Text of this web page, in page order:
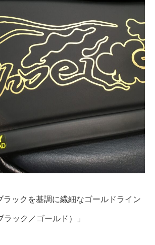
ラックを基調に繊細なゴールドライン
ック／ゴールド）」